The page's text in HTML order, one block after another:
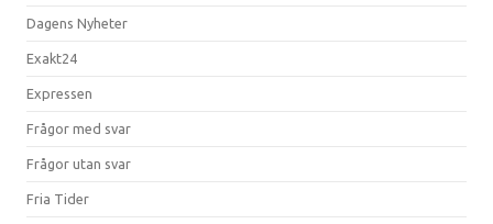
Dagens Nyheter
Exakt24
Expressen
Frågor med svar
Frågor utan svar
Fria Tider